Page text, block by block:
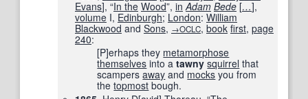
Evans], “In the Wood”, in Adam Bede […],
volume I, Edinburgh; London: William
Blackwood and Sons, →OCLC, book first, page
240:
[P]erhaps they metamorphose
themselves into atawny squirrel that
scampersaway and mocks you from
thetopmost bough.